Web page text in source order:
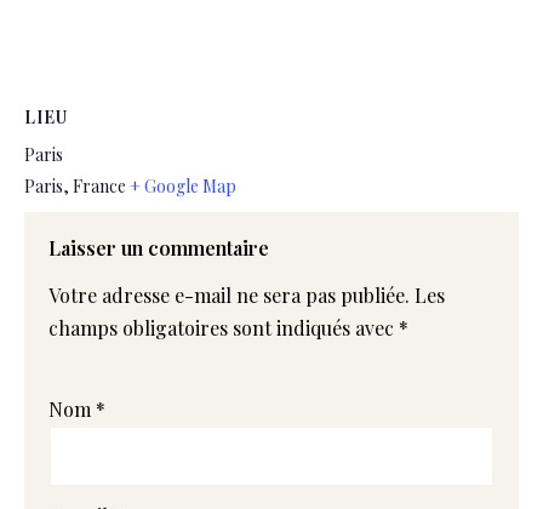
LIEU
Paris
Paris, France + Google Map
Laisser un commentaire
Votre adresse e-mail ne sera pas publiée. Les
champs obligatoires sont indiqués avec *
Nom *